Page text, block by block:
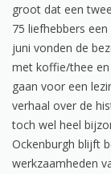
groot dat een
75 liefhebbers
juni vonden de
met koffie/thee
gaan voor een
verhaal over de
toch wel heel
Ockenburgh blijft
werkzaamheden